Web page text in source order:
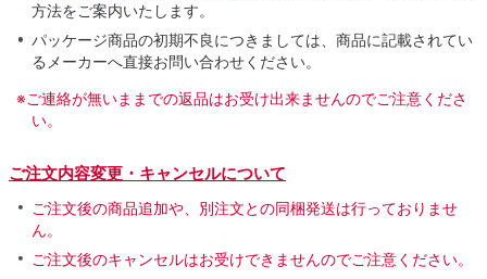
方法をご案内いたします。
パッケージ商品の初期不良につきましては、商品に記載されてい
るメーカーへ直接お問い合わせください。
※ご連絡が無いままでの返品はお受け出来ませんのでご注意くださ
い。
ご注文内容変更・キャンセルについて
ご注文後の商品追加や、別注文との同梱発送は行っておりませ
ん。
ご注文後のキャンセルはお受けできませんのでご注意ください。